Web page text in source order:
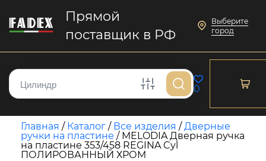
Прямой
поставщик в РФ
Выберите
город
0
Главная / Каталог / Все изделия /Дверные
ручки на пластине / MELODIA Дверная ручка
на пластине 353/458 REGINA Cyl
ПОЛИРОВАННЫЙ ХРОМ